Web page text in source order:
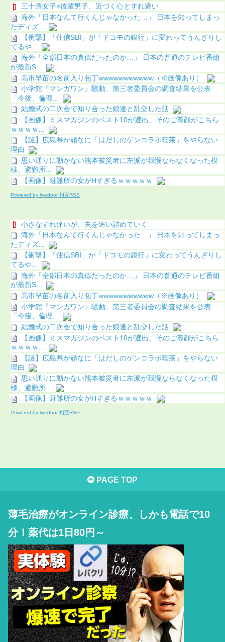
三十路女子×後輩男子、近づく心とすれ違い
海外「日本なんて行くんじゃなかった…」 日本を知ってしまっ
たディズ...
【衝撃】「住信SBI」が「ドコモの銀行」に変わってうんざりし
てるや...
海外「全部日本の真似だったのか…」 日本の普通のテレビ番組
が最新S...
高市早苗の名前入り包丁wwwwwwwwwww（※画像あり）
小学館『マンガワン』騒動、第三者委員会の調査結果を公表
「今後、倫理...
結婚式の二次会で知り合った娘達と乱交した話
【画像】ミスマガジンのベスト10が選出、そのご尊顔がこちら
ｗｗｗｗ...
【謎】広島県が頑なに「はだしのゲンコラボ喫茶」をやらない
理由
思い通りに動かない熊本被災者に左派が我慢ならなくなった模
様、避難所...
【画像】避難所の女がHすぎるｗｗｗｗｗ
Powered by livedoor 相互RSS
小さなすれ違いが、夫を追い詰めていく
海外「日本なんて行くんじゃなかった…」 日本を知ってしまっ
たディズ...
【衝撃】「住信SBI」が「ドコモの銀行」に変わってうんざりし
てるや...
海外「全部日本の真似だったのか…」 日本の普通のテレビ番組
が最新S...
高市早苗の名前入り包丁wwwwwwwwwww（※画像あり）
小学館『マンガワン』騒動、第三者委員会の調査結果を公表
「今後、倫理...
結婚式の二次会で知り合った娘達と乱交した話
【画像】ミスマガジンのベスト10が選出、そのご尊顔がこちら
ｗｗｗｗ...
【謎】広島県が頑なに「はだしのゲンコラボ喫茶」をやらない
理由
思い通りに動かない熊本被災者に左派が我慢ならなくなった模
様、避難所...
【画像】避難所の女がHすぎるｗｗｗｗｗ
Powered by livedoor 相互RSS
PAGE TOP
薄毛治療がオンライン診療、しかも電話で10
分！薬代は1日80円～